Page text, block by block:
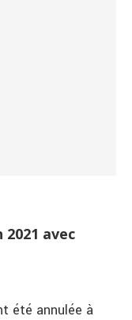
avec
été annulée à